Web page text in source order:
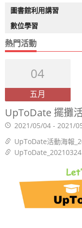
圖書館利用講習
數位學習
熱門活動
04
五月
UpToDate 擺攤
2021/05/04 - 2021/
UpToDate活動海報